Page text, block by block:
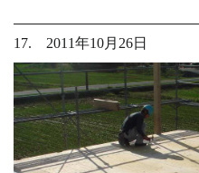
17. 2011年10月26日